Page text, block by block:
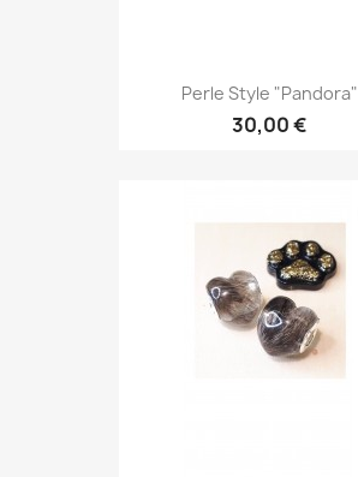
Perle Style "Pandora"
30,00 €